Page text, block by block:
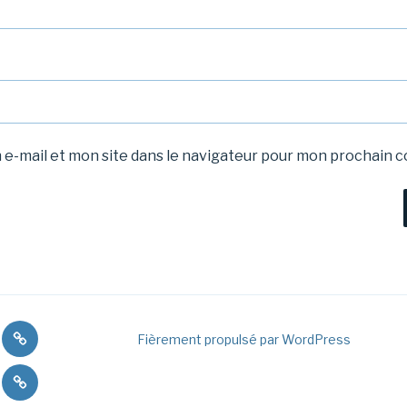
mail et mon site dans le navigateur pour mon prochain
Une
commande?
Pour
les
Fièrement propulsé par WordPress